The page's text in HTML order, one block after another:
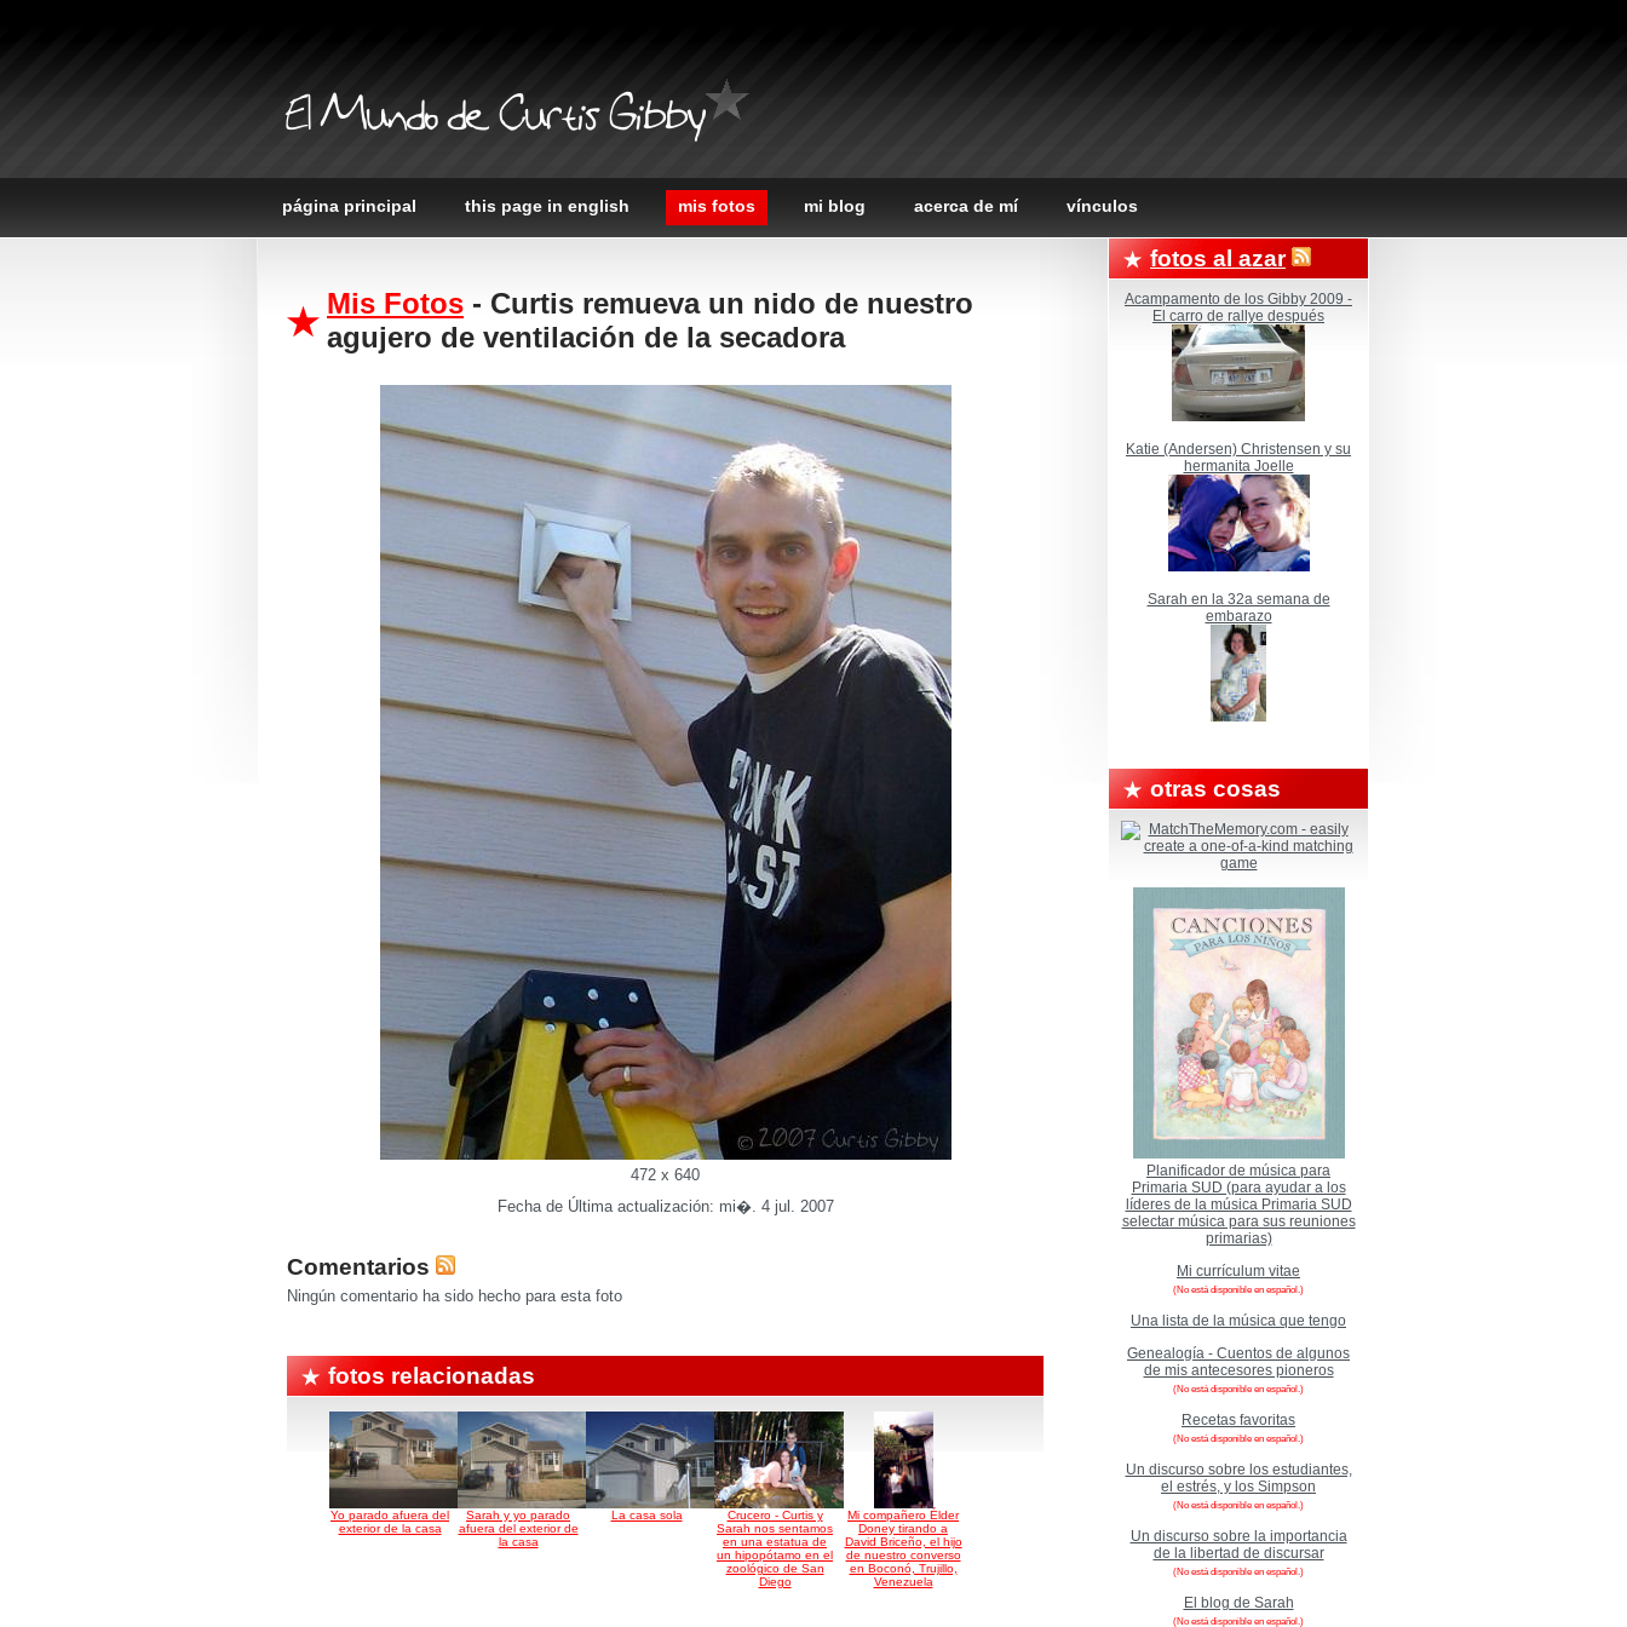
El Mundo de Curtis Gibby
página principal this page in english mis fotos mi blog acerca de mí vínculos
Mis Fotos - Curtis remueva un nido de nuestro
agujero de ventilación de la secadora
472 x 640
Fecha de Última actualización: mi�. 4 jul. 2007
Comentarios
Ningún comentario ha sido hecho para esta foto
fotos relacionadas
Yo parado afuera del
exterior de la casa
Sarah y yo parado
afuera del exterior de
la casa
La casa sola
Crucero - Curtis y
Sarah nos sentamos
en una estatua de
un hipopótamo en el
zoológico de San
Diego
Mi compañero Élder
Doney tirando a
David Briceño, el hijo
de nuestro converso
en Boconó, Trujillo,
Venezuela
fotos al azar
Acampamento de los Gibby 2009 -
El carro de rallye después
Katie (Andersen) Christensen y su
hermanita Joelle
Sarah en la 32a semana de
embarazo
otras cosas
Planificador de música para
Primaria SUD (para ayudar a los
líderes de la música Primaria SUD
selectar música para sus reuniones
primarias)
Mi currículum vitae
(No está disponible en español.)
Una lista de la música que tengo
Genealogía - Cuentos de algunos
de mis antecesores pioneros
(No está disponible en español.)
Recetas favoritas
(No está disponible en español.)
Un discurso sobre los estudiantes,
el estrés, y los Simpson
(No está disponible en español.)
Un discurso sobre la importancia
de la libertad de discursar
(No está disponible en español.)
El blog de Sarah
(No está disponible en español.)